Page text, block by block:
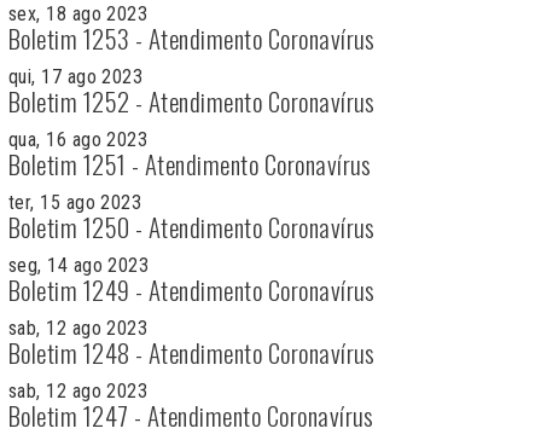
sex, 18 ago 2023
Boletim 1253 - Atendimento Coronavírus
qui, 17 ago 2023
Boletim 1252 - Atendimento Coronavírus
qua, 16 ago 2023
Boletim 1251 - Atendimento Coronavírus
ter, 15 ago 2023
Boletim 1250 - Atendimento Coronavírus
seg, 14 ago 2023
Boletim 1249 - Atendimento Coronavírus
sab, 12 ago 2023
Boletim 1248 - Atendimento Coronavírus
sab, 12 ago 2023
Boletim 1247 - Atendimento Coronavírus